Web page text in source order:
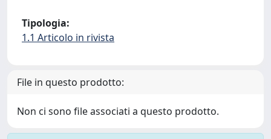
Tipologia:
1.1 Articolo in rivista
File in questo prodotto:
Non ci sono file associati a questo prodotto.